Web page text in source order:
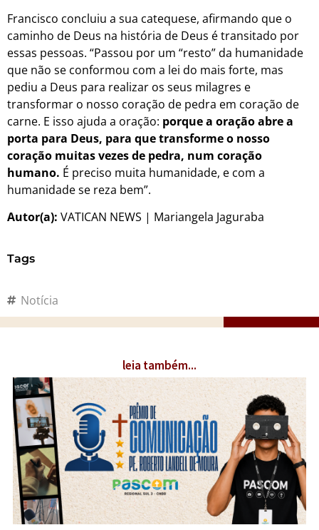
Francisco concluiu a sua catequese, afirmando que o
caminho de Deus na história de Deus é transitado por
essas pessoas. “Passou por um “resto” da humanidade
que não se conformou com a lei do mais forte, mas
pediu a Deus para realizar os seus milagres e
transformar o nosso coração de pedra em coração de
carne. E isso ajuda a oração: porque a oração abre a
porta para Deus, para que transforme o nosso
coração muitas vezes de pedra, num coração
humano. É preciso muita humanidade, e com a
humanidade se reza bem”.
Autor(a): VATICAN NEWS | Mariangela Jaguraba
Tags
Notícia
leia também...